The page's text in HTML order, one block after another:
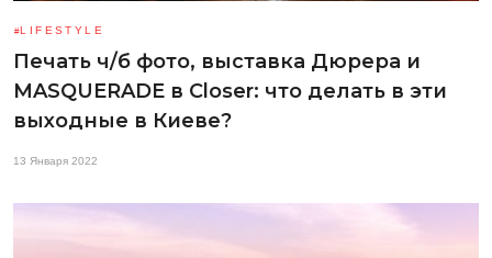
LIFESTYLE
Печать ч/б фото, выставка Дюрера и
MASQUERADE в Closer: что делать в эти
выходные в Киеве?
13 Января 2022